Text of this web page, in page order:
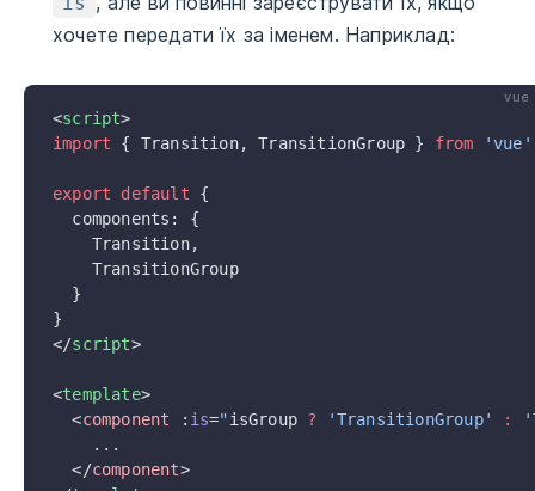
хочете передати їх за іменем. Наприклад:
vue
<script>
import { Transition, TransitionGroup } from 'vue'
export default {
  components: {
    Transition,
    TransitionGroup
  }
}
</script>
<template>
  <
component : is="isGroup ? 'TransitionGroup' :
    ...
  </
component>